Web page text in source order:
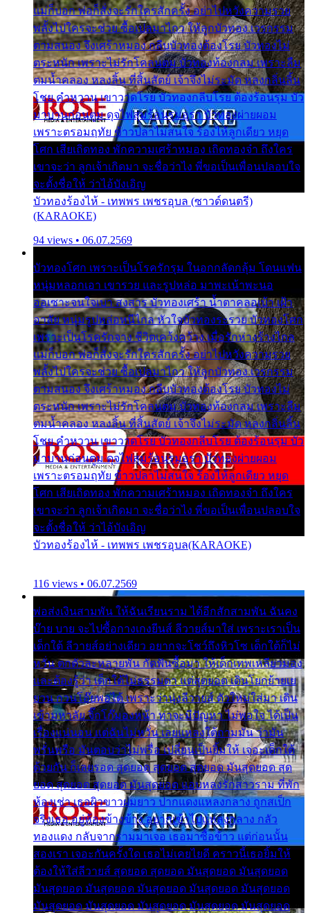
แม่ก็บอก พ่อก็สั่งจะรักใครสักครั้ง อย่าไปหวังความรวย
พลั้งไปใครจะช่วย ซื้อเปลมาไกว ให้ลูกบัวทอง เวรกรรม
ตามสนอง จึงเศร้าหมอง กลีบบัวทองต้องโรย บัวทองไม่
ตระหนัก เพราะไม่รักโคลนตม บัวทองท้องกลม เพราะลืม
ตมน้ำคลอง หลงลิ้น ที่สิ้นสัตย์ เจ้าจึงไม่ระมัด หลงกลิ่นลิ้น
โชย คำหวาน เขาวาดโรย บัวทองกลีบโรย ต้องร้อนรุม บัว
มาบานก่อนตูม ดุจไฟสุมร้อนรุมอุรา บัวทองผ่ายผอม
เพราะตรอมฤทัย ข้าวปลาไม่สนใจ ร้องไห้ลูกเดียว หยุด
โศก เสียเถิดทอง พักความเศร้าหมอง เถิดทองจ๋า ถึงใคร
เขาจะว่า ลูกเจ้าเกิดมา จะชื่อว่าไง พี่ขอเป็นเพื่อนปลอบใจ
จะตั้งชื่อให้ ว่าไอ้บังเอิญ
บัวทองร้องไห้ - เทพพร เพชรอุบล (ซาวด์ดนตรี)
(KARAOKE)
94 views • 06.07.2569
บัวทองโศก เพราะเป็นโรครักรุม ในอกกลัดกลุ้ม โดนแฟน
หนุ่มหลอกเอา เขารวย และรูปหล่อ มาพะเน้าพะนอ
ออเซาะจนใจเบา สงสาร บัวทองเศร้า น้ำตาคลอเบ้า เฝ้า
อาลัย หนุ่มรูปหล่อหนีไกล หัวใจบัวทองระรวย บัวทองโศก
เพราะเป็นโรครักจาง ชีวิตเคว้งคว้าง เมื่อรักห่างร้างไกล
แม่ก็บอก พ่อก็สั่งจะรักใครสักครั้ง อย่าไปหวังความรวย
พลั้งไปใครจะช่วย ซื้อเปลมาไกว ให้ลูกบัวทอง เวรกรรม
ตามสนอง จึงเศร้าหมอง กลีบบัวทองต้องโรย บัวทองไม่
ตระหนัก เพราะไม่รักโคลนตม บัวทองท้องกลม เพราะลืม
ตมน้ำคลอง หลงลิ้น ที่สิ้นสัตย์ เจ้าจึงไม่ระมัด หลงกลิ่นลิ้น
โชย คำหวาน เขาวาดโรย บัวทองกลีบโรย ต้องร้อนรุม บัว
มาบานก่อนตูม ดุจไฟสุมร้อนรุมอุรา บัวทองผ่ายผอม
เพราะตรอมฤทัย ข้าวปลาไม่สนใจ ร้องไห้ลูกเดียว หยุด
โศก เสียเถิดทอง พักความเศร้าหมอง เถิดทองจ๋า ถึงใคร
เขาจะว่า ลูกเจ้าเกิดมา จะชื่อว่าไง พี่ขอเป็นเพื่อนปลอบใจ
จะตั้งชื่อให้ ว่าไอ้บังเอิญ
บัวทองร้องไห้ - เทพพร เพชรอุบล(KARAOKE)
116 views • 06.07.2569
พ่อส่งเงินสามพัน ให้ฉันเรียนราม ได้อีกสักสามพัน ฉันคง
บ๊าย บาย จะไปซื้อกางเกงยีนส์ ลีวายส์มาใส่ เพราะเราเป็น
เด็กใต้ ลีวายส์อย่างเดียว อยากจะโชว์ถึงหิวโซ เด็กใต้ก็ไม่
หวั่น ตกตัวละหลายพัน กัดฟันซื้อมา ให้เด็กเทพเหลียวมอง
และต้องรู้ว่า เด็กใต้ไม่ธรรมดา แต่สุดยอด เดินโยกย้ายเย
ยวน กวนโอ๊ยพอได้ เพราะว่านุ่งลีวายส์ ตัวใหม่ใส่มา เดิน
เข้ามหาลัย จิ๊กโก๊มองหน้า ท่าจะมีปัญหา ไม่พอใจ ได้เป็น
เรื่องแน่นอน แต่ฉันไม่หวั่น เลยแหลงใต้ถามมัน ว่ามัน
พรั่นพรือ มันตอบว่าไม่พรื่อ เปลี่ยนเป็นยิ้มให้ เจอะเด็กใต้
ด้วยกัน ก็เลยรอด สุดยอด สุดยอด สุดยอด มันสุดยอด สุด
ยอด สุดยอด สุดยอด มันสุดยอด แอบหลงรักสาวราม ที่พัก
ห้องเช่า เธอผิวขาวผมยาว ปากแดงแหลงกลาง ถูกสเป็ก
จริงเธอ อยู่ห้องข้างข้าง อยากเข้าไปแหลงกลาง กลัว
ทองแดง กลับจากรามมาเจอ เธอมาซื้อข้าว แต่ก่อนนั้น
สองเรา เจอะกันครั้งใด เธอไม่เคยไยดี คราวนี้เธอยิ้มให้
ต้องให้ใส่ลีวายส์ สุดยอด สุดยอด มันสุดยอด มันสุดยอด
มันสุดยอด มันสุดยอด มันสุดยอด มันสุดยอด มันสุดยอด
มันสุดยอด มันสุดยอด มันสุดยอด มันสุดยอด มันสุดยอด